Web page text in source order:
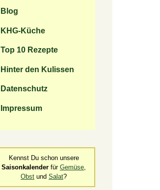
Blog
KHG-Küche
Top 10 Rezepte
Hinter den Kulissen
Datenschutz
Impressum
Kennst Du schon unsere
Saisonkalender für Gemüse,
Obst und Salat?